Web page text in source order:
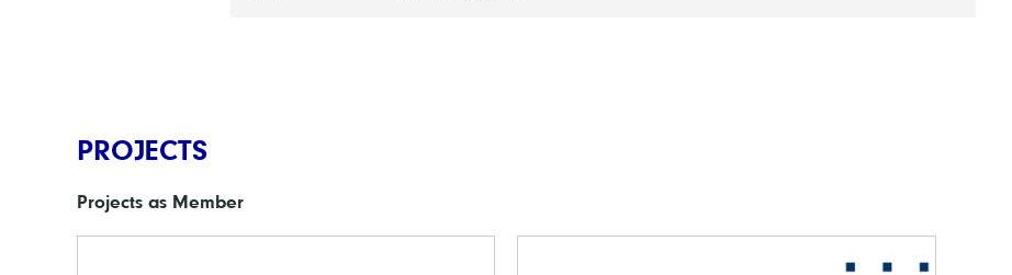
PROJECTS
Projects as Member